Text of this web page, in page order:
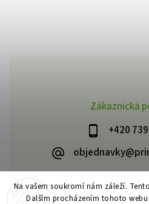
Na vašem soukromí nám záleží.
Dalším procházením tohoto
Zákaznická
+420